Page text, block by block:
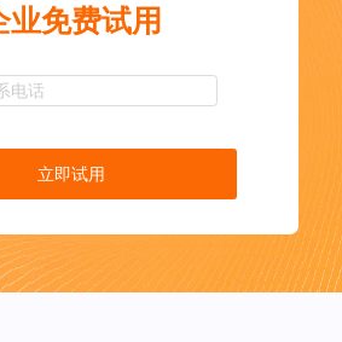
业免费试用
立即试用